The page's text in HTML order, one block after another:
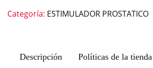
Categoría: ESTIMULADOR PROSTATICO
Descripción Políticas de la tienda